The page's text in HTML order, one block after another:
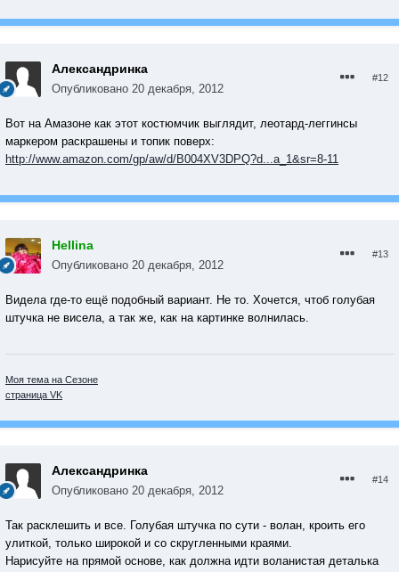
Александринка
Опубликовано 20 декабря, 2012
#12
Вот на Амазоне как этот костюмчик выглядит, леотард-леггинсы
маркером раскрашены и топик поверх:
http://www.amazon.com/gp/aw/d/B004XV3DPQ?d...a_1&sr=8-11
Hellina
Опубликовано 20 декабря, 2012
#13
Видела где-то ещё подобный вариант. Не то. Хочется, чтоб голубая
штучка не висела, а так же, как на картинке волнилась.
Моя тема на Сезоне
страница VK
Александринка
Опубликовано 20 декабря, 2012
#14
Так расклешить и все. Голубая штучка по сути - волан, кроить его
улиткой, только широкой и со скругленными краями.
Нарисуйте на прямой основе, как должна идти воланистая деталька